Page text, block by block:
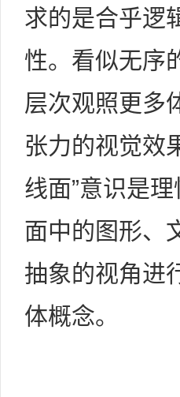
求的是合乎逻
性。看似无序
层次观照更多
张力的视觉效
线面”意识是
面中的图形、
抽象的视角进
体概念。